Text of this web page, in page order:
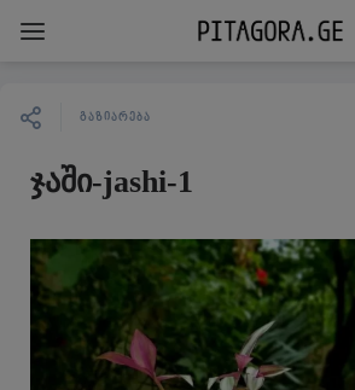
ᲒᲐᲖᲘᲐᲠᲔᲑᲐ
ჯაში-jashi-1